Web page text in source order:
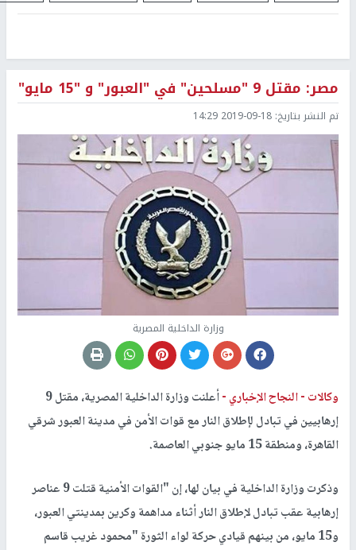
مصر: مقتل 9 "مسلحين" في "العبور" و "15 مايو"
تم النشر بتاريخ: 2019-09-18 14:29
وزارة الداخلية المصرية
وكالات -النجاح الإخباري -
أعلنت ​وزارة الداخلية المصرية​، مقتل 9
إرهابيين في تبادل ل​إطلاق النار​ مع ​قوات الأمن​ في مدينة العبور شرقي ​
القاهرة​، ومنطقة 15 مايو جنوبي العاصمة.
وذكرت وزارة الداخلية في بيان لها، إن "القوات الأمنية قتلت 9 عناصر
إرهابية عقب تبادل لإطلاق النار أثناء مداهمة وكرين بمدينتي العبور،
و15 مايو، من بينهم قيادي حركة لواء الثورة "محمود غريب قاسم